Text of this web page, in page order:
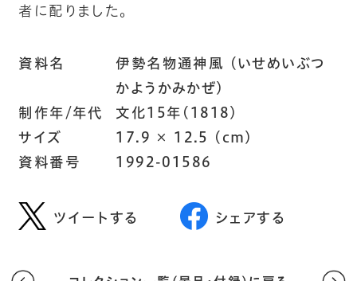
者に配りました。
資料名
伊勢名物通神風 (いせめいぶつ
かようかみかぜ)
制作年/年代
文化15年(1818)
サイズ
17.9 × 12.5 (cm)
資料番号
1992-01586
ツイートする シェアする